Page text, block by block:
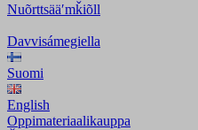
Nuõrttsääʹmǩiõll
Davvisámegiella
Suomi
English
Oppimateriaalikauppa